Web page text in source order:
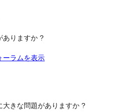
ありますか ?
ーラムを表示
大きな問題がありますか ?